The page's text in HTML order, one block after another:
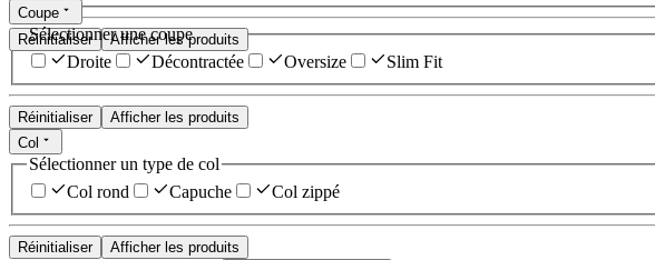
Réinitialiser Afficher les produits
Coupe
Sélectionner une coupe
Droite
Décontractée Oversize Slim Fit
Réinitialiser
Afficher les produits
Col
Sélectionner un type de col
Col rond
Capuche Col zippé
Réinitialiser Afficher les produits